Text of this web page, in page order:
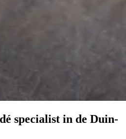
specialist in de Duin-